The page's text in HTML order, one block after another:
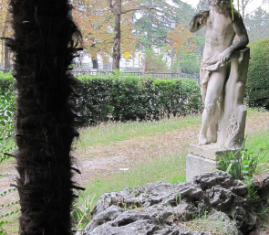
quali sono alloggiate altre
Venere, Paride e forse Adone.
sentiero prosegue verso un
realizzato con pilastri di pietra
sostenevano una struttura a
si arrampicavano antichi roseti.
Il pergolato, da una parte,